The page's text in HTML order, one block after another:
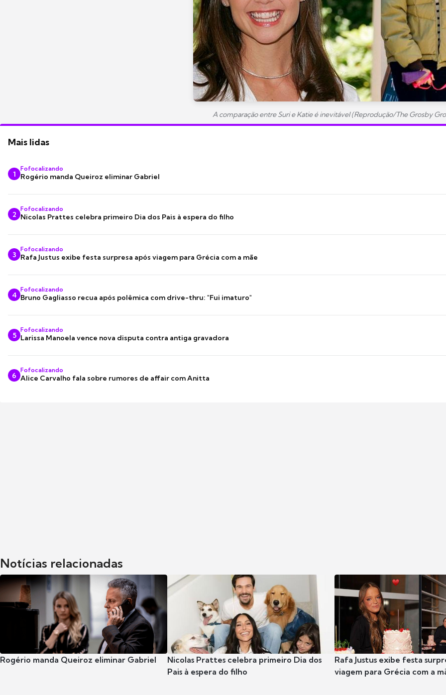
A comparação entre Suri e Katie é inevitável (Reprodução/The Grosby
Mais lidas
1
Fofocalizando
Rogério manda Queiroz eliminar Gabriel
2
Fofocalizando
Nicolas Prattes celebra primeiro Dia dos Pais à espera do filho
3
Fofocalizando
Rafa Justus exibe festa surpresa após viagem para Grécia com a mãe
4
Fofocalizando
Bruno Gagliasso recua após polêmica com drive-thru: "Fui imaturo"
5
Fofocalizando
Larissa Manoela vence nova disputa contra antiga gravadora
6
Fofocalizando
Alice Carvalho fala sobre rumores de affair com Anitta
Notícias relacionadas
Rogério manda Queiroz eliminar Gabriel
Nicolas Prattes celebra primeiro Dia dos
Pais à espera do filho
Rafa Justus exibe festa
viagem para Grécia com a